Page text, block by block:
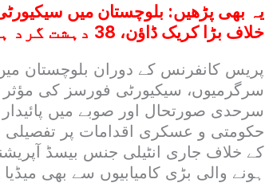
یہ بھی پڑھیں: بلوچستان میں
خلاف بڑا کریک ڈاؤن، 38 دہشت گرد ہلاک
پریس کانفرنس کے دوران بلوچستان
سرگرمیوں، سیکیورٹی فورسز کی مؤثر
سرحدی صورتحال اور صوبے میں
حکومتی و عسکری اقدامات پر
کے خلاف جاری انٹیلی جنس بیسڈ
ہونے والی بڑی کامیابیوں سے بھی